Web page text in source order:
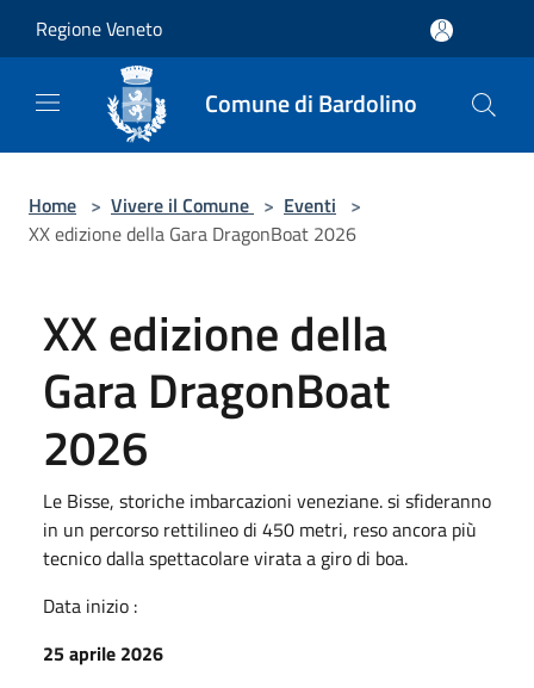
Regione Veneto
Comune di Bardolino
Home > Vivere il Comune > Eventi >
XX edizione della Gara DragonBoat 2026
XX edizione della
Gara DragonBoat
2026
Le Bisse, storiche imbarcazioni veneziane. si sfideranno
in un percorso rettilineo di 450 metri, reso ancora più
tecnico dalla spettacolare virata a giro di boa.
Data inizio :
25 aprile 2026